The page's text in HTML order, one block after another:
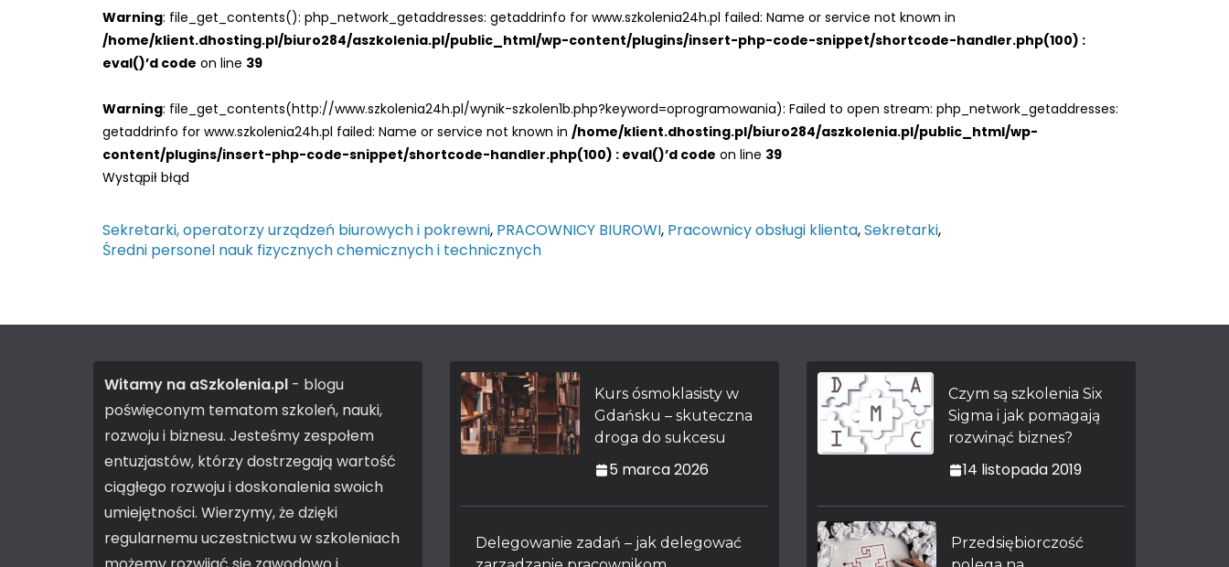
Warning: file_get_contents(): php_network_getaddresses: getaddrinfo for www.szkolenia24h.pl failed: Name or service not known in
/home/klient.dhosting.pl/biuro284/aszkolenia.pl/public_html/wp-content/plugins/insert-php-code-snippet/shortcode-handler.php(100) :
eval()’d code on line 39
Warning: file_get_contents(http://www.szkolenia24h.pl/wynik-szkolen1b.php?keyword=oprogramowania): Failed to open stream: php_network_getaddresses:
getaddrinfo for www.szkolenia24h.pl failed: Name or service not known in /home/klient.dhosting.pl/biuro284/aszkolenia.pl/public_html/wp-
content/plugins/insert-php-code-snippet/shortcode-handler.php(100) : eval()’d code on line 39
Wystąpił błąd
Sekretarki, operatorzy urządzeń biurowych i pokrewni, PRACOWNICY BIUROWI, Pracownicy obsługi klienta,Sekretarki,
Średni personel nauk fizycznych chemicznych i technicznych
Witamy na aSzkolenia.pl - blogu
poświęconym tematom szkoleń, nauki,
rozwoju i biznesu. Jesteśmy zespołem
entuzjastów, którzy dostrzegają wartość
ciągłego rozwoju i doskonalenia swoich
umiejętności. Wierzymy, że dzięki
regularnemu uczestnictwu w szkoleniach
Kurs ósmoklasisty w
Gdańsku – skuteczna
droga do sukcesu
5 marca 2026
Delegowanie zadań – jak delegować
Czym są szkolenia Six
Sigma i jak pomagają
rozwinąć biznes?
14 listopada 2019
Przedsiębiorczość